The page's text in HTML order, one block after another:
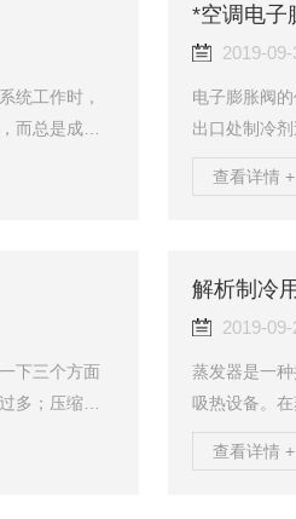
供适当的制
频繁低压报...
明该压缩机
×1档，调零
统工作时，
而总是成气
体的存在，
的管路内都
制冷系统内...
*空调电子
2019-09-
电子膨胀阀
出口处制冷
当蒸发器热
这种控制过
以防止吸气
查看详情 +
下三个方面
多；压缩机
通风的地
解析制冷
2019-09-
蒸发器是一
吸热设备。
目的。因此
查看详情 +